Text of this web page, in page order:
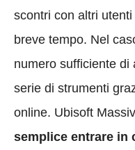
scontri con altri
breve tempo. Nel
numero sufficiente di
serie di strumenti
online. Ubisoft
semplice entrare in